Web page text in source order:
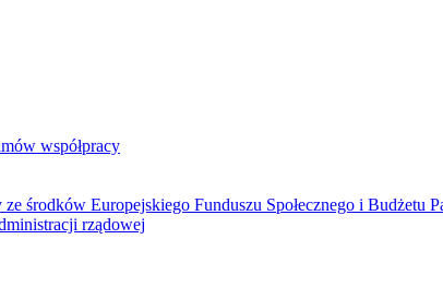
współpracy
środków Europejskiego Funduszu Społecznego i Budżetu
rządowej